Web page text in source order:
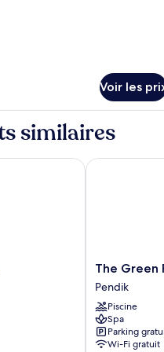
Voir les
similaires
The
Green
Park
Pendik
Pendik
The Green
Pendik
Piscine
Spa
Parking
Wi-Fi gratuit
The Green